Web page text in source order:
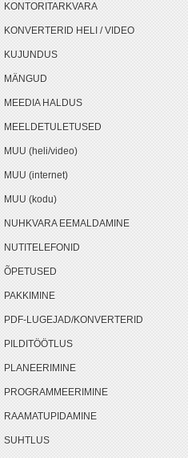
KONTORITARKVARA
KONVERTERID HELI / VIDEO
KUJUNDUS
MÄNGUD
MEEDIA HALDUS
MEELDETULETUSED
MUU (heli/video)
MUU (internet)
MUU (kodu)
NUHKVARA EEMALDAMINE
NUTITELEFONID
ÕPETUSED
PAKKIMINE
PDF-LUGEJAD/KONVERTERID
PILDITÖÖTLUS
PLANEERIMINE
PROGRAMMEERIMINE
RAAMATUPIDAMINE
SUHTLUS